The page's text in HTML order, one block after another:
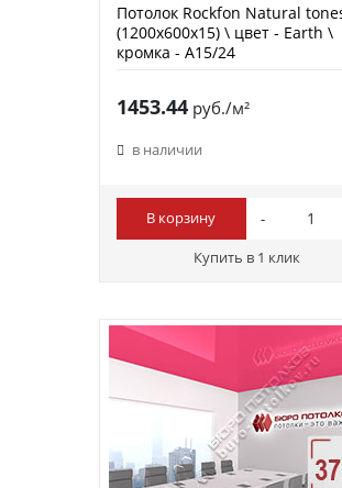
Потолок Rockfon Natural
(1200х600х15) \ цвет - Earth \
кромка - А15/24
1453.44руб./м²
в наличии
В корзину
Купить в 1 клик